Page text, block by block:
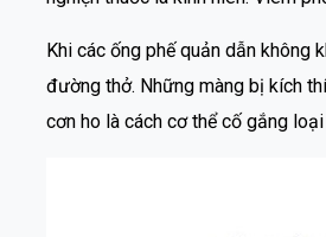
Khi các ống phế quản dẫn không
đường thở. Những màng bị kích
cơn ho là cách cơ thể cố gắng